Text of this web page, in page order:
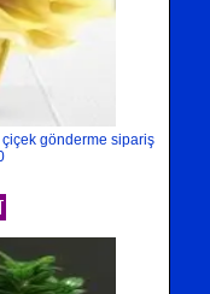
gönderme sipariş